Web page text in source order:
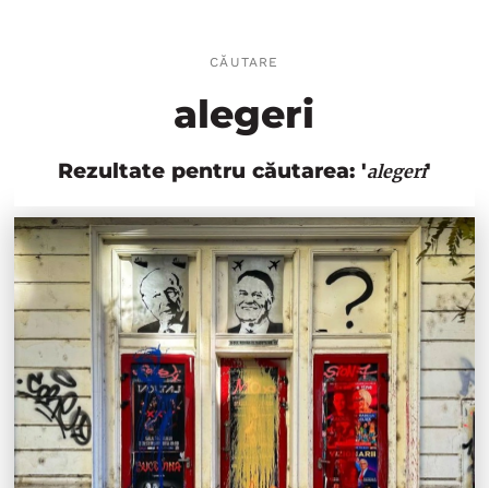
CĂUTARE
alegeri
Rezultate pentru căutarea: 'alegeri'